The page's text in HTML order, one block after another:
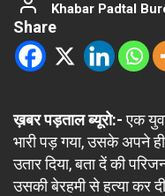
Khabar Padtal
Share
ख़बर पड़ताल ब्यूरो:-एक
भारी पड़ गया, उसके अपने
उतार दिया, बता दें की
उसकी बेरहमी से हत्या कर